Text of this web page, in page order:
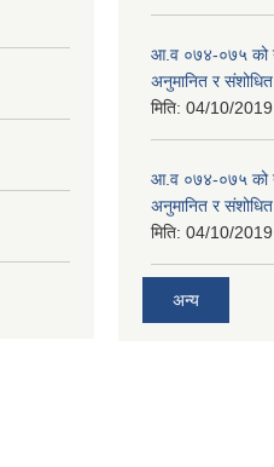
आ.व ०७४-०७५ को
अनुमानित र
मिति: 04/10/
आ.व ०७४-०७५ को
अनुमानित र
मिति: 04/10/
अन्य